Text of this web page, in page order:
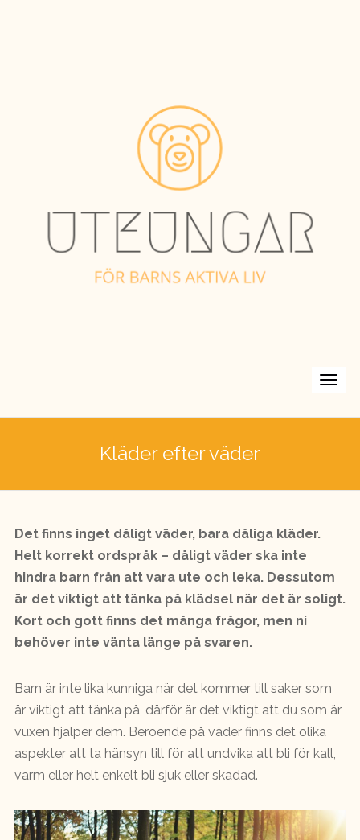
Kläder efter väder
Det finns inget dåligt väder, bara dåliga kläder.
Helt korrekt ordspråk – dåligt väder ska inte
hindra barn från att vara ute och leka. Dessutom
är det viktigt att tänka på klädsel när det är soligt.
Kort och gott finns det många frågor, men ni
behöver inte vänta länge på svaren.
Barn är inte lika kunniga när det kommer till saker som
är viktigt att tänka på, därför är det viktigt att du som är
vuxen hjälper dem. Beroende på väder finns det olika
aspekter att ta hänsyn till för att undvika att bli för kall,
varm eller helt enkelt bli sjuk eller skadad.